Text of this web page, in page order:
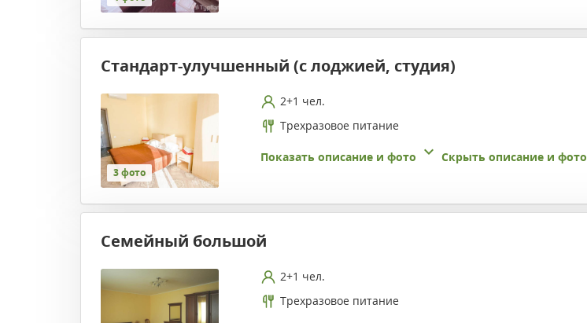
Стандарт-улучшенный (с лоджией, студия)
3 фото
2+1 чел.
Трехразовое питание
Показать описание и фото Скрыть описание и фото
Семейный большой
2+1 чел.
Трехразовое питание